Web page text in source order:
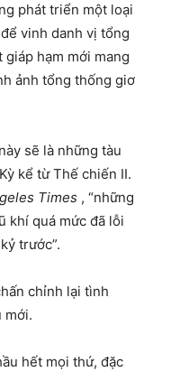
phát triển một loại
vinh danh vị tổng
hạm mới mang
ảnh tổng thống giơ
sẽ là những tàu
kể từ Thế chiến II.
Times , “những
khí quá mức đã lỗi
trước”.
chỉnh lại tình
mới.
hết mọi thứ, đặc